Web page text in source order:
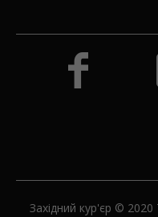
Західний кур'єр ©